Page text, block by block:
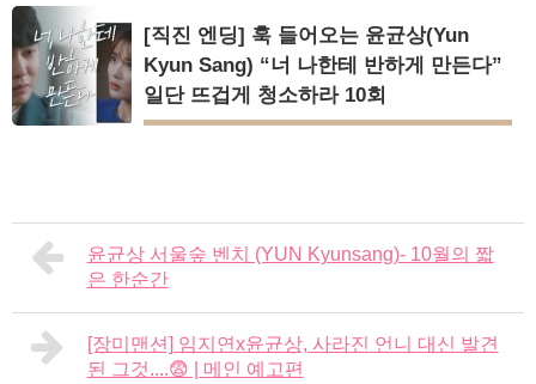
[직진 엔딩] 훅 들어오는 윤균상(Yun
Kyun Sang) “너 나한테 반하게 만든다”
일단 뜨겁게 청소하라 10회
윤균상 서울숲 벤치 (YUN Kyunsang)- 10월의 짧
은 한순간
[장미맨션] 임지연x윤균상, 사라진 언니 대신 발견
된 그것....😨 | 메인 예고편